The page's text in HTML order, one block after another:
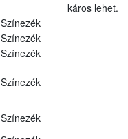
káros lehet.
Színezék
Színezék
Színezék
Színezék
Színezék